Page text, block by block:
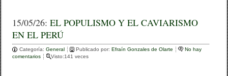
c
e
b
tt
er
m
p
ar
15/05/26:EL POPULISMO Y EL CAVIARISMO
EN EL PERÚ
Categoría:General Publicado por:Efraín Gonzales de Olarte
No hay
comentarios
Visto:141 veces